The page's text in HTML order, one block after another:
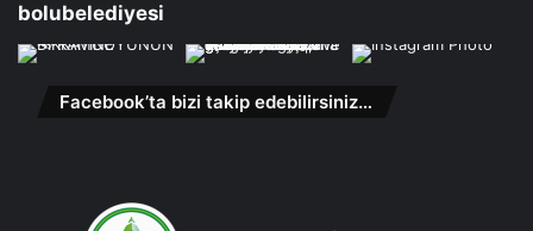
bolubelediyesi
Facebook’ta bizi takip edebilirsiniz…